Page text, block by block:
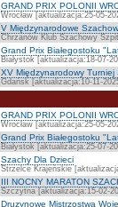
GRAND PRIX POLONII
Wrocław [aktualizacja:25-05-
V Międzynarodowe
Chrzanów Klub Szachowy
Grand Prix Białegostoku
Białystok [aktualizacja:18-07-
XV Międzynarodowy Turniej
Gdańsk [aktualizacja:10-11-
GRAND PRIX POLONII
Wrocław [aktualizacja:25-05-
Grand Prix Białegostoku
Białystok [aktualizacja:25-07-
Szachy Dla Dzieci
Strzelce Krajeńskie
III NOCNY MARATON
Szczytna [aktualizacja:15-02-
Druzynowe Mistrzostwa